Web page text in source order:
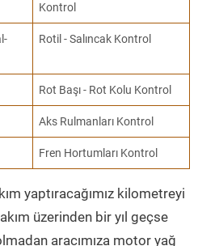
Kontrol
Rotil - Salıncak Kontrol
Rot Başı - Rot Kolu Kontrol
Aks Rulmanları Kontrol
Fren Hortumları Kontrol
yaptıracağımız kilometreyi
üzerinden bir yıl geçse
aracımıza motor yağ